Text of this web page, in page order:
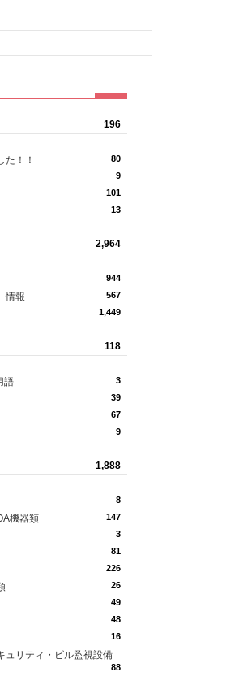
196
た！！ 80
9
101
13
2,964
944
情報 567
1,449
118
語 3
39
67
9
1,888
8
機器類 147
3
81
226
26
49
48
16
ュリティ・ビル監視設備
88